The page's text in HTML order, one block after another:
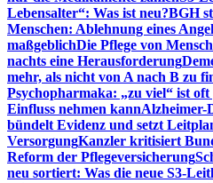
Lebensalter“: Was ist neu?BGH
Menschen: Ablehnung eines
maßgeblichDie Pflege von
nachts eine Herausforderung
mehr, als nicht von A nach B zu
Psychopharmaka: „zu viel“ ist
Einfluss nehmen kannAlzheimer-
bündelt Evidenz und setzt
VersorgungKanzler kritisiert
Reform der Pflegeversicherung
neu sortiert: Was die neue S3-